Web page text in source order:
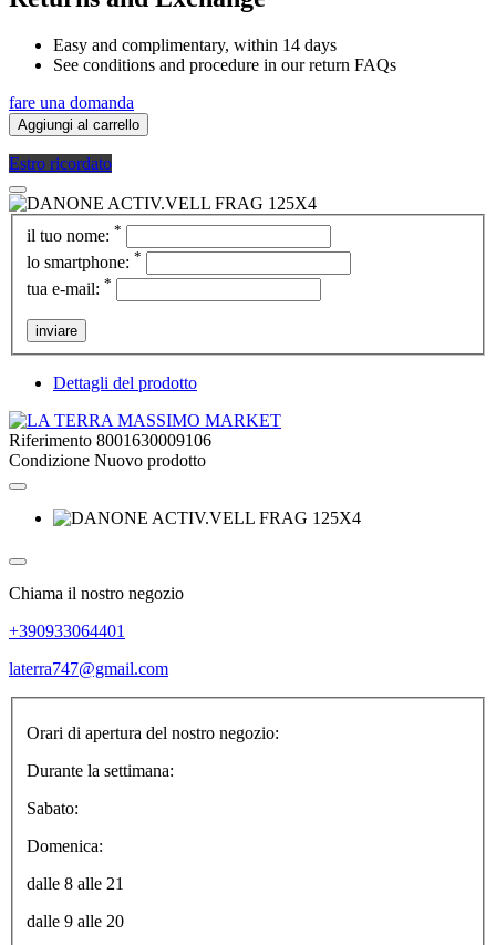
Easy and complimentary, within 14 days
See conditions and procedure in our return FAQs
fare una domanda
Aggiungi al carrello
Estro ricordato
il tuo nome: *
lo smartphone: *
tua e-mail: *
inviare
Dettagli del prodotto
Riferimento 8001630009106
Condizione Nuovo prodotto
Chiama il nostro negozio
+390933064401
laterra747@gmail.com
Orari di apertura del nostro negozio:
Durante la settimana:
Sabato:
Domenica:
dalle 8 alle 21
dalle 9 alle 20